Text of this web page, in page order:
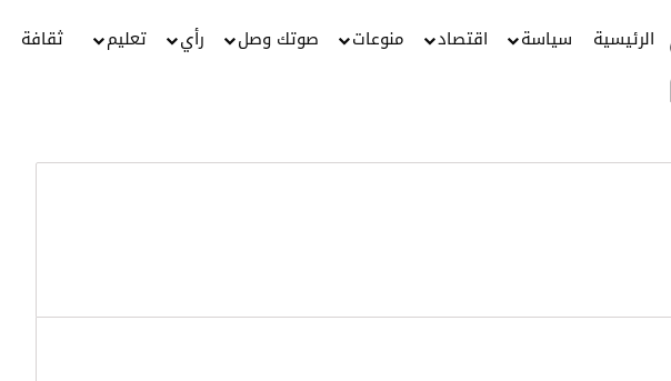
الرئيسية سياسة اقتصاد منوعات صوتك وصل رأي تعليم ثقافة